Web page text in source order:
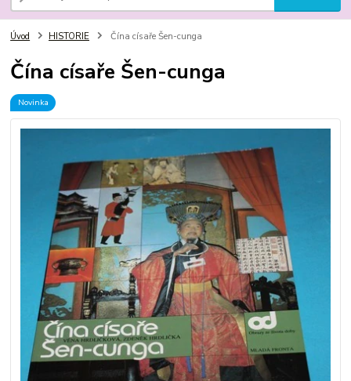
Úvod HISTORIE Čína císaře Šen-cunga
Čína císaře Šen-cunga
Novinka